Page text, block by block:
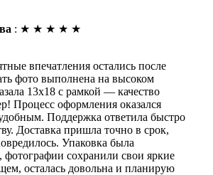
: ★ ★ ★ ★ ★
впечатления остались после
фото выполнена на высоком
13х18 с рамкой — качество
Процесс оформления оказался
Поддержка ответила быстро
Доставка пришла точно в срок,
Упаковка была
фотографии сохранили свои яркие
осталась довольна и планирую